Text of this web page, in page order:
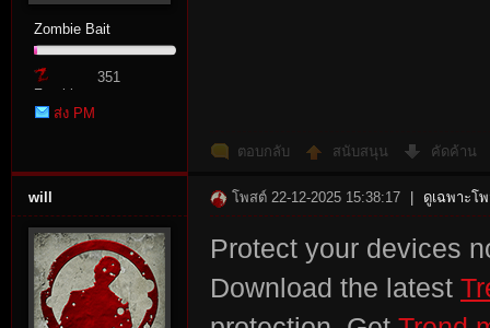
Zombie Bait
Zombie
Point
351
ส่ง PM
ตอบกลับ สนับสนุน คัดค้าน
will โพสต์ 22-12-2025 15:38:17 ดูเฉพาะโ
Protect your devices
Download the latest